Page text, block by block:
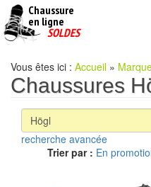
Chaussure
en ligne
pas
SOLDES
Vous êtes ici : Accueil »
Chaussures
recherche avancée
Trier par : En